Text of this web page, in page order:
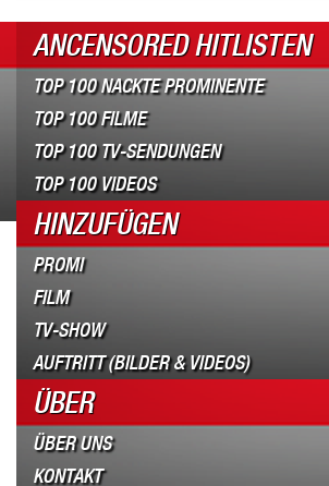
ANCENSORED HITLISTEN
TOP 100 NACKTE PROMINENTE
TOP 100 FILME
TOP 100 TV-SENDUNGEN
TOP 100 VIDEOS
HINZUFÜGEN
PROMI
FILM
TV-SHOW
AUFTRITT (BILDER & VIDEOS)
ÜBER
ÜBER UNS
KONTAKT